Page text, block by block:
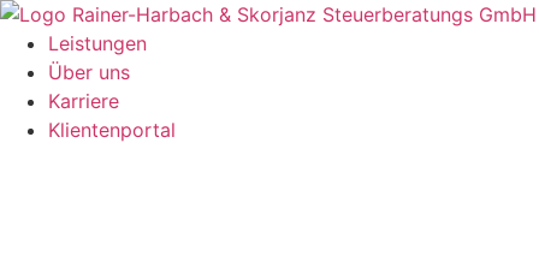
Leistungen
Über uns
Karriere
Klientenportal